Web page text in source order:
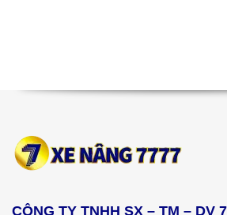
CÔNG TY TNHH SX – TM – DV